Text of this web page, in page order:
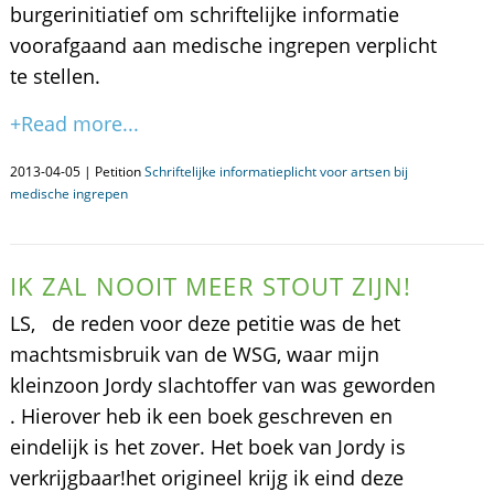
burgerinitiatief om schriftelijke informatie
voorafgaand aan medische ingrepen verplicht
te stellen.
+Read more...
2013-04-05 | PetitionSchriftelijke informatieplicht voor artsen bij
medische ingrepen
IK ZAL NOOIT MEER STOUT ZIJN!
LS, de reden voor deze petitie was de het
machtsmisbruik van de WSG, waar mijn
kleinzoon Jordy slachtoffer van was geworden
. Hierover heb ik een boek geschreven en
eindelijk is het zover. Het boek van Jordy is
verkrijgbaar!het origineel krijg ik eind deze